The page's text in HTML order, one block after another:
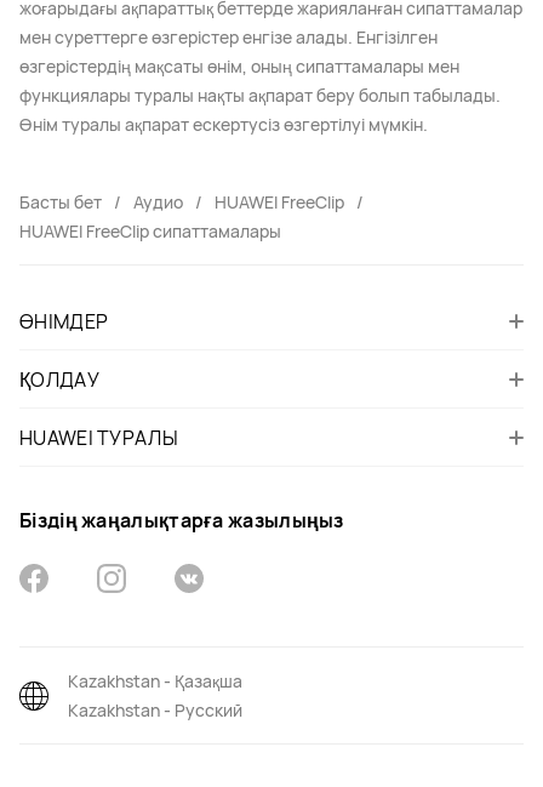
жоғарыдағы ақпараттық беттерде жарияланған сипаттамалар
мен суреттерге өзгерістер енгізе алады. Енгізілген
өзгерістердің мақсаты өнім, оның сипаттамалары мен
функциялары туралы нақты ақпарат беру болып табылады.
Өнім туралы ақпарат ескертусіз өзгертілуі мүмкін.
Басты бет Аудио
HUAWEI FreeClip
HUAWEI FreeClip сипаттамалары
ӨНІМДЕР
ҚОЛДАУ
HUAWEI ТУРАЛЫ
Біздің жаңалықтарға жазылыңыз
Kazakhstan - Қазақша
Kazakhstan - Русский